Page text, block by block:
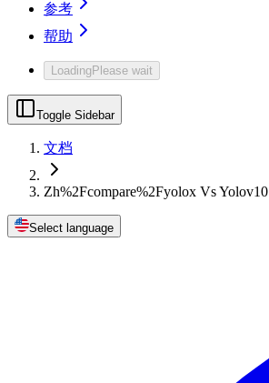
参考
帮助
LoadingPlease wait
Toggle Sidebar
文档
Zh%2Fcompare%2Fyolox Vs Yolov10
Select language